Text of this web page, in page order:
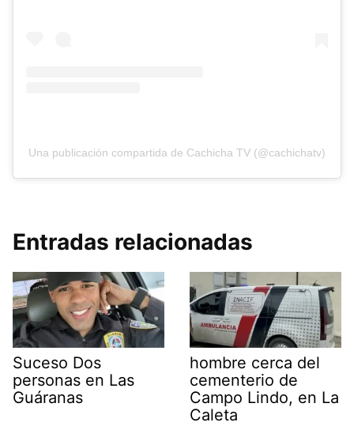
Una publicación compartida de Cachicha TV (@cachichatv)
Entradas relacionadas
Suceso Dos
personas en Las
Guáranas
hombre cerca del
cementerio de
Campo Lindo, en La
Caleta